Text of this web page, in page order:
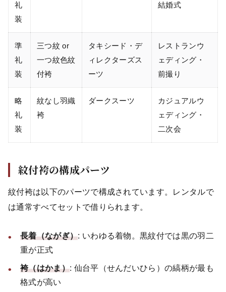
礼
装
結婚式
準
礼
装
三つ紋 or
一つ紋色紋
付袴
タキシード・デ
ィレクターズス
ーツ
レストランウ
ェディング・
前撮り
略
礼
装
紋なし羽織
袴
ダークスーツ
カジュアルウ
ェディング・
二次会
紋付袴の構成パーツ
紋付袴は以下のパーツで構成されています。レンタルで
は通常すべてセットで借りられます。
長着（ながぎ）: いわゆる着物。黒紋付では黒の羽二
重が正式
袴（はかま）: 仙台平（せんだいひら）の縞柄が最も
格式が高い